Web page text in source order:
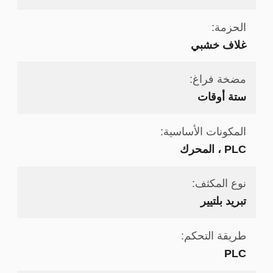
الحزمة:
غلاف خشبي
مضخة فراغ:
ستة أوقات
المكونات الأساسية:
PLC ، المحرك
نوع المكثف:
تبريد بلتيير
طريقة التحكم:
PLC